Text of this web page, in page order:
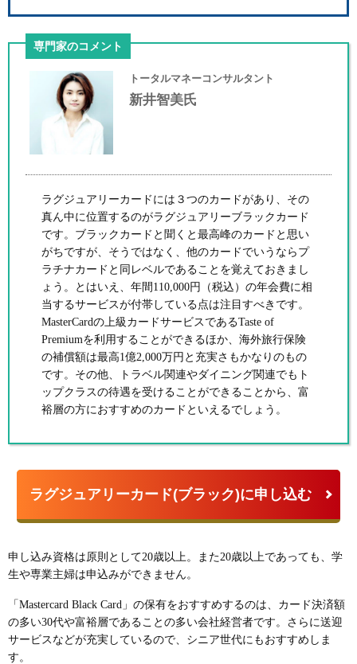
専門家のコメント
トータルマネーコンサルタント
新井智美氏
ラグジュアリーカードには３つのカードがあり、その
真ん中に位置するのがラグジュアリーブラックカード
です。ブラックカードと聞くと最高峰のカードと思い
がちですが、そうではなく、他のカードでいうならプ
ラチナカードと同レベルであることを覚えておきまし
ょう。とはいえ、年間110,000円（税込）の年会費に相
当するサービスが付帯している点は注目すべきです。
MasterCardの上級カードサービスであるTaste of
Premiumを利用することができるほか、海外旅行保険
の補償額は最高1億2,000万円と充実さもかなりのもの
です。その他、トラベル関連やダイニング関連でもト
ップクラスの待遇を受けることができることから、富
裕層の方におすすめのカードといえるでしょう。
ラグジュアリーカード(ブラック)に申し込む
申し込み資格は原則として20歳以上。また20歳以上であっても、学
生や専業主婦は申込みができません。
「Mastercard Black Card」の保有をおすすめするのは、 カード決済額
の多い30代や富裕層であることの多い会社経営者です。さらに送迎
サービスなどが充実しているので、シニア世代にもおすすめしま
す。